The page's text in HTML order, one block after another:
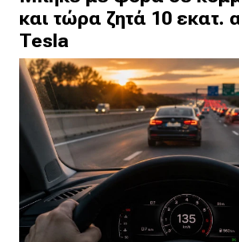
και τώρα ζητά 10 εκατ.
Tesla